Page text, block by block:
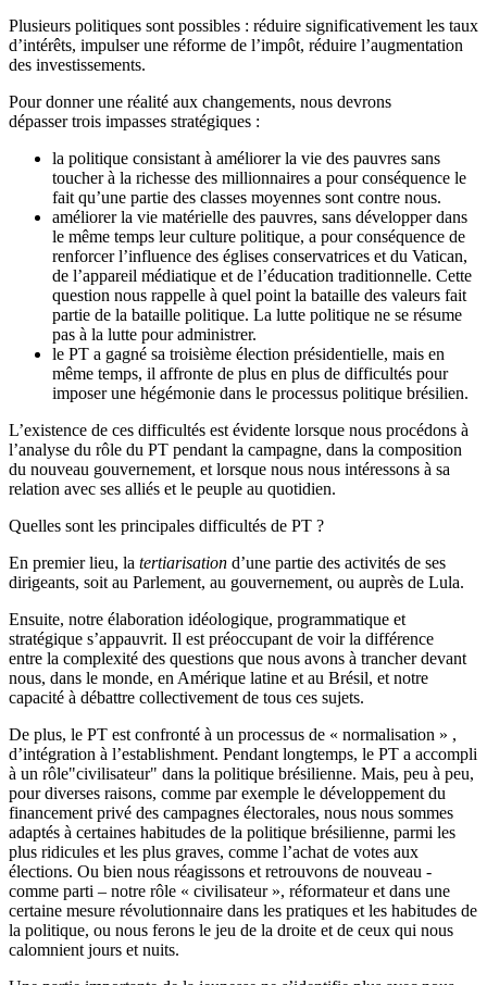
Plusieurs politiques sont possibles : réduire significativement les taux
d’intérêts, impulser une réforme de l’impôt, réduire l’augmentation
des investissements.
Pour donner une réalité aux changements, nous devrons
dépasser trois impasses stratégiques :
la politique consistant à améliorer la vie des pauvres sans
toucher à la richesse des millionnaires a pour conséquence le
fait qu’une partie des classes moyennes sont contre nous.
améliorer la vie matérielle des pauvres, sans développer dans
le même temps leur culture politique, a pour conséquence de
renforcer l’influence des églises conservatrices et du Vatican,
de l’appareil médiatique et de l’éducation traditionnelle. Cette
question nous rappelle à quel point la bataille des valeurs fait
partie de la bataille politique. La lutte politique ne se résume
pas à la lutte pour administrer.
le PT a gagné sa troisième élection présidentielle, mais en
même temps, il affronte de plus en plus de difficultés pour
imposer une hégémonie dans le processus politique brésilien.
L’existence de ces difficultés est évidente lorsque nous procédons à
l’analyse du rôle du PT pendant la campagne, dans la composition
du nouveau gouvernement, et lorsque nous nous intéressons à sa
relation avec ses alliés et le peuple au quotidien.
Quelles sont les principales difficultés de PT ?
En premier lieu, la tertiarisation d’une partie des activités de ses
dirigeants, soit au Parlement, au gouvernement, ou auprès de Lula.
Ensuite, notre élaboration idéologique, programmatique et
stratégique s’appauvrit. Il est préoccupant de voir la différence
entre la complexité des questions que nous avons à trancher devant
nous, dans le monde, en Amérique latine et au Brésil, et notre
capacité à débattre collectivement de tous ces sujets.
De plus, le PT est confronté à un processus de « normalisation » ,
d’intégration à l’establishment. Pendant longtemps, le PT a accompli
à un rôle"civilisateur" dans la politique brésilienne. Mais, peu à peu,
pour diverses raisons, comme par exemple le développement du
financement privé des campagnes électorales, nous nous sommes
adaptés à certaines habitudes de la politique brésilienne, parmi les
plus ridicules et les plus graves, comme l’achat de votes aux
élections. Ou bien nous réagissons et retrouvons de nouveau -
comme parti – notre rôle « civilisateur », réformateur et dans une
certaine mesure révolutionnaire dans les pratiques et les habitudes de
la politique, ou nous ferons le jeu de la droite et de ceux qui nous
calomnient jours et nuits.